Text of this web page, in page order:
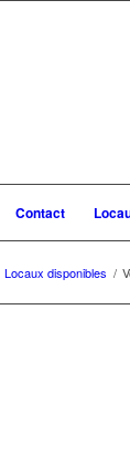
Contact
Locaux disponibles /